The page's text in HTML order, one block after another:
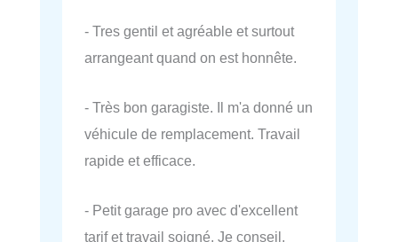
- Tres gentil et agréable et surtout
arrangeant quand on est honnête.
- Très bon garagiste. Il m'a donné un
véhicule de remplacement. Travail
rapide et efficace.
- Petit garage pro avec d'excellent
tarif et travail soigné. Je conseil.